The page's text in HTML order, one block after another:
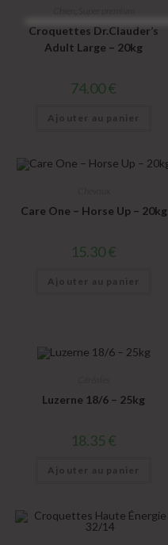
Croquettes Dr.Clauder’s
Adult Large – 20kg
74.00€
Ajouter au panier
Care One – Horse Up – 20kg
15.30€
Ajouter au panier
Luzerne 18/6 – 25kg
18.35 €
Ajouter au panier